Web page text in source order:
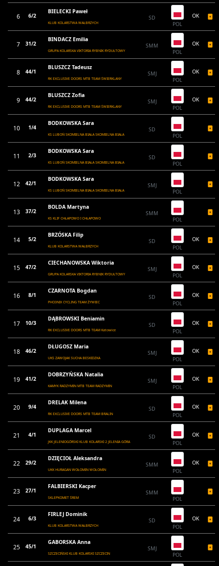
6 6/2
BIELECKI Paweł
KLUB KOLARSTWA WAŁBRZYCH
SD
POL
OK
7 31/2
BINDACZ Emilia
GRUPA KOLARSKA VIKTORIA RYBNIK RYDUŁTOWY
SMM
POL
OK
8 44/1
BLUSZCZ Tadeusz
RK EXCLUSIVE DOORS MTB TEAM ŚWIERKLANY
SMJ
POL
OK
9 44/2
BLUSZCZ Zofia
RK EXCLUSIVE DOORS MTB TEAM ŚWIERKLANY
SMJ
POL
OK
10 1/4
BODKOWSKA Sara
KS LUBOŃ SKOMIELNA BIAŁA SKOMIELNA BIAŁA
SD
POL
11 2/3
BODKOWSKA Sara
KS LUBOŃ SKOMIELNA BIAŁA SKOMIELNA BIAŁA
SD
POL
12 42/1
BODKOWSKA Sara
KS LUBOŃ SKOMIELNA BIAŁA SKOMIELNA BIAŁA
SMJ
POL
13 37/2
BOLDA Martyna
KS KLIF CHŁAPOWO I CHŁAPOWO
SMM
POL
14 5/2
BRZÓSKA Filip
KLUB KOLARSTWA WAŁBRZYCH
SD
POL
OK
15 47/2
CIECHANOWSKA Wiktoria
GRUPA KOLARSKA VIKTORIA RYBNIK RYDUŁTOWY
SMJ
POL
OK
16 8/1
CZARNOTA Bogdan
PHO3NIX CYCLING TEAM ŻYWIEC
SD
POL
OK
17 10/3
DĄBROWSKI Beniamin
RK EXCLUSIVE DOORS MTB TEAM Katowice
SD
POL
OK
18 46/2
DŁUGOSZ Maria
UKS ZAWOJAK SUCHA BESKIDZKA
SMJ
POL
OK
19 41/2
DOBRZYŃSKA Natalia
KAMYK RADZYMIN MTB TEAM RADZYMIN
SMJ
POL
OK
20 9/4
DRELAK Milena
RK EXCLUSIVE DOORS MTB TEAM BRALIN
SD
POL
OK
21 4/1
DUPLAGA Marcel
JKK JELENIOGÓRSKI KLUB KOLARSKI 2 JELENIA GÓRA
SD
POL
OK
22 29/2
DZIĘCIOŁ Aleksandra
UKK HURAGAN WOŁOMIN WOŁOMIN
SMM
POL
OK
23 27/1
FALBIERSKI Kacper
SKLEPKOMET ŚREM
SMM
POL
24 6/3
FIRLEJ Dominik
KLUB KOLARSTWA WAŁBRZYCH
SD
POL
OK
25 45/1
GABORSKA Anna
SZCZECIŃSKI KLUB KOLARSKI SZCZECIN
SMJ
POL